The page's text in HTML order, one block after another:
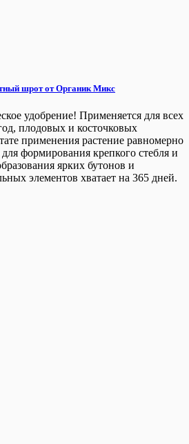
шрот от Органик Микс
удобрение! Применяется для всех
плодовых и косточковых
применения растение равномерно
формирования крепкого стебля и
ярких бутонов и
элементов хватает на 365 дней.